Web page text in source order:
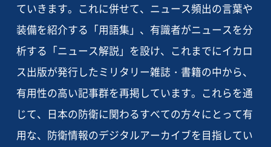
ていきます。これに併せて、ニュース頻出の言葉や
装備を紹介する「用語集」、有識者がニュースを分
析する「ニュース解説」を設け、これまでにイカロ
ス出版が発行したミリタリー雑誌・書籍の中から、
有用性の高い記事群を再掲しています。これらを通
じて、日本の防衛に関わるすべての方々にとって有
用な、防衛情報のデジタルアーカイブを目指してい